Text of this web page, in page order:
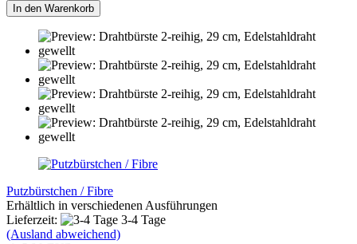
In den Warenkorb
Putzbürstchen / Fibre
Erhältlich in verschiedenen Ausführungen
Lieferzeit:
3-4 Tage
(Ausland abweichend)